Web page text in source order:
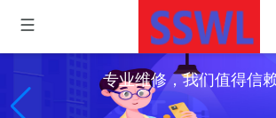
专业维修，我们值得信赖